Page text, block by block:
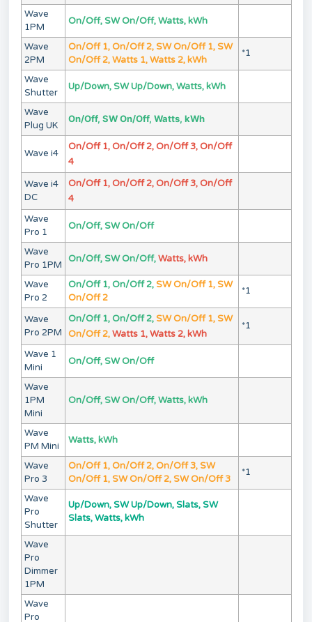
Wave
1PM
On/Off, SW On/Off, Watts, kWh
Wave
2PM
On/Off 1, On/Off 2, SW On/Off 1, SW
On/Off 2, Watts 1, Watts 2, kWh
*1
Wave
Shutter
Up/Down, SW Up/Down, Watts, kWh
Wave
Plug UK
On/Off, SW On/Off, Watts, kWh
Wave i4
On/Off 1, On/Off 2, On/Off 3, On/Off
4
Wave i4
DC
On/Off 1, On/Off 2, On/Off 3, On/Off
4
Wave
Pro 1
On/Off, SW On/Off
Wave
Pro 1PM
On/Off, SW On/Off,Watts, kWh
Wave
Pro 2
On/Off 1, On/Off 2,SW On/Off 1, SW
On/Off 2
*1
Wave
Pro 2PM
On/Off 1, On/Off 2,SW On/Off 1, SW
On/Off 2,Watts 1, Watts 2, kWh
*1
Wave 1
Mini
On/Off, SW On/Off
Wave
1PM
Mini
On/Off, SW On/Off, Watts, kWh
Wave
PM Mini
Watts, kWh
Wave
Pro 3
On/Off 1, On/Off 2, On/Off 3, SW
On/Off 1, SW On/Off 2, SW On/Off 3
*1
Wave
Pro
Shutter
Up/Down, SW Up/Down, Slats, SW
Slats, Watts, kWh
Wave
Pro
Dimmer
1PM
Wave
Pro